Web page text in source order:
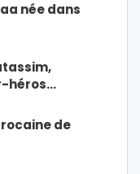
née dans
héros…
de